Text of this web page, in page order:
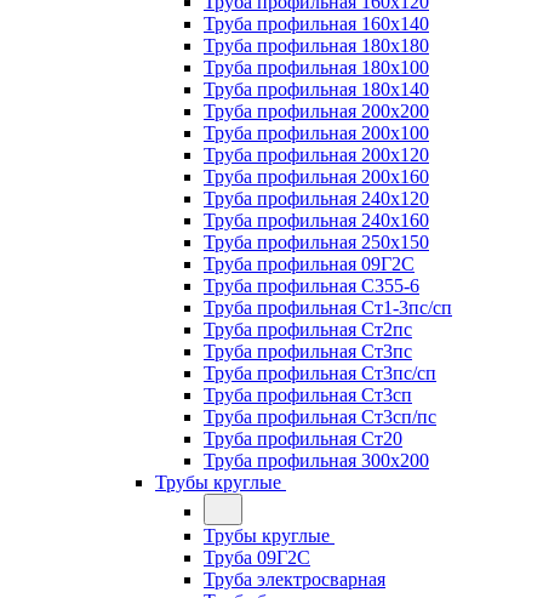
Труба профильная 160х140
Труба профильная 180х180
Труба профильная 180х100
Труба профильная 180х140
Труба профильная 200х200
Труба профильная 200х100
Труба профильная 200х120
Труба профильная 200х160
Труба профильная 240х120
Труба профильная 240х160
Труба профильная 250х150
Труба профильная 09Г2С
Труба профильная С355-6
Труба профильная Ст1-3пс/сп
Труба профильная Ст2пс
Труба профильная Ст3пс
Труба профильная Ст3пс/сп
Труба профильная Ст3сп
Труба профильная Ст3сп/пс
Труба профильная Ст20
Труба профильная 300х200
Трубы круглые
Трубы круглые
Труба 09Г2С
Труба электросварная